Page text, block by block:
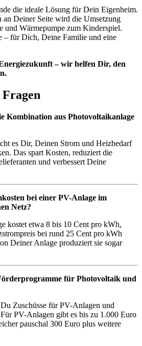
die ideale Lösung für Dein Eigenheim.
an Deiner Seite wird die Umsetzung
und Wärmepumpe zum Kinderspiel.
– für Dich, Deine Familie und eine
– wir helfen Dir, den
Kombination aus Photovoltaikanlage
es Dir, Deinen Strom und Heizbedarf
Das spart Kosten, reduziert die
und verbessert Deine
bei einer PV-Anlage im
Netz?
kostet etwa 8 bis 10 Cent pro kWh,
bei rund 25 Cent pro kWh
Deiner Anlage produziert sie sogar
für Photovoltaik und
Zuschüsse für PV-Anlagen und
PV-Anlagen gibt es bis zu 1.000 Euro
pauschal 300 Euro plus weitere